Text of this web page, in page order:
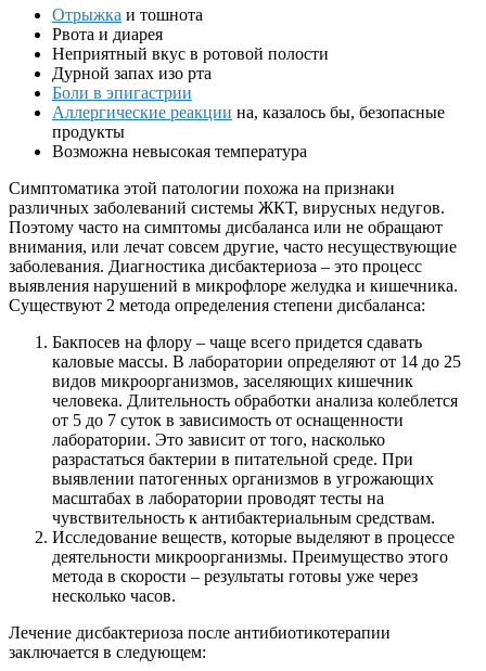
Отрыжка и тошнота
Рвота и диарея
Неприятный вкус в ротовой полости
Дурной запах изо рта
Боли в эпигастрии
Аллергические реакции на, казалось бы, безопасные
продукты
Возможна невысокая температура
Симптоматика этой патологии похожа на признаки
различных заболеваний системы ЖКТ, вирусных недугов.
Поэтому часто на симптомы дисбаланса или не обращают
внимания, или лечат совсем другие, часто несуществующие
заболевания. Диагностика дисбактериоза – это процесс
выявления нарушений в микрофлоре желудка и кишечника.
Существуют 2 метода определения степени дисбаланса:
Бакпосев на флору – чаще всего придется сдавать
каловые массы. В лаборатории определяют от 14 до 25
видов микроорганизмов, заселяющих кишечник
человека. Длительность обработки анализа колеблется
от 5 до 7 суток в зависимость от оснащенности
лаборатории. Это зависит от того, насколько
разрастаться бактерии в питательной среде. При
выявлении патогенных организмов в угрожающих
масштабах в лаборатории проводят тесты на
чувствительность к антибактериальным средствам.
Исследование веществ, которые выделяют в процессе
деятельности микроорганизмы. Преимущество этого
метода в скорости – результаты готовы уже через
несколько часов.
Лечение дисбактериоза после антибиотикотерапии
заключается в следующем: